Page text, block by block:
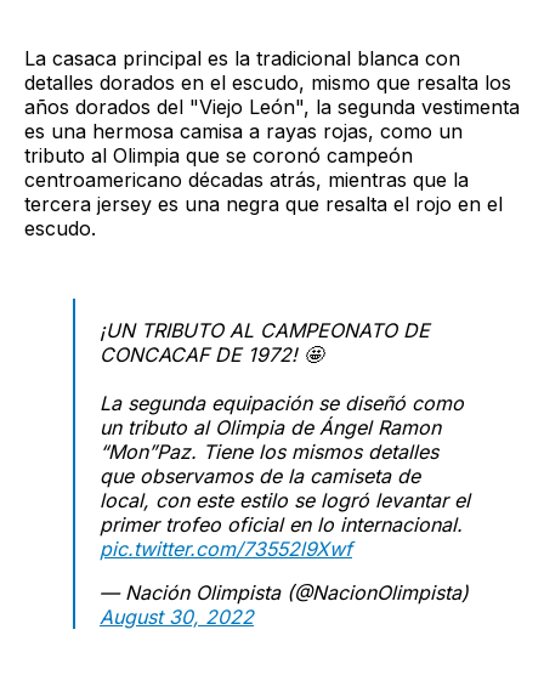
La casaca principal es la tradicional blanca con
detalles dorados en el escudo, mismo que resalta los
años dorados del "Viejo León", la segunda vestimenta
es una hermosa camisa a rayas rojas, como un
tributo al Olimpia que se coronó campeón
centroamericano décadas atrás, mientras que la
tercera jersey es una negra que resalta el rojo en el
escudo.
¡UN TRIBUTO AL CAMPEONATO DE
CONCACAF DE 1972! 🤩
La segunda equipación se diseñó como
un tributo al Olimpia de Ángel Ramon
“Mon”Paz. Tiene los mismos detalles
que observamos de la camiseta de
local, con este estilo se logró levantar el
primer trofeo oficial en lo internacional.
pic.twitter.com/73552l9Xwf
— Nación Olimpista (@NacionOlimpista)
August 30, 2022